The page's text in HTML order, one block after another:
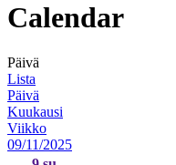
Calendar
Päivä
Lista
Päivä
Kuukausi
Viikko
09/11/2025